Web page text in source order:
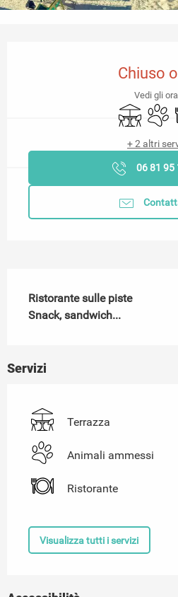
Chiuso
Vedi gli
Terrazza
+ 2 altri
06 81 95
Ristorante sulle piste
Snack, sandwich...
Servizi
Terrazza
Animali ammessi
Ristorante
Visualizza tutti i servizi